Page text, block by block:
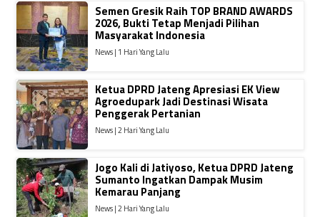
Semen Gresik Raih TOP BRAND AWARDS
2026, Bukti Tetap Menjadi Pilihan
Masyarakat Indonesia
News | 1 Hari Yang Lalu
Ketua DPRD Jateng Apresiasi EK View
Agroedupark Jadi Destinasi Wisata
Penggerak Pertanian
News | 2 Hari Yang Lalu
Jogo Kali di Jatiyoso, Ketua DPRD Jateng
Sumanto Ingatkan Dampak Musim
Kemarau Panjang
News | 2 Hari Yang Lalu